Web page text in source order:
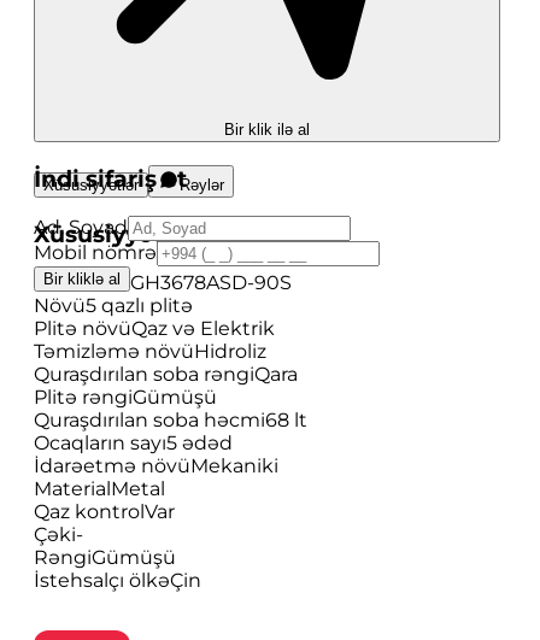
Bir klik ilə al
İndi sifariş et
Ad, Soyad
Mobil nömrə
Bir kliklə al
Xüsusiyyətlər Rəylər
Xüsusiyyətlər
ModelEU-GH3678ASD-90S
Növü5 qazlı plitə
Plitə növüQaz və Elektrik
Təmizləmə növüHidroliz
Quraşdırılan soba rəngiQara
Plitə rəngiGümüşü
Quraşdırılan soba həcmi68 lt
Ocaqların sayı5 ədəd
İdarəetmə növüMekaniki
MaterialMetal
Qaz kontrolVar
Çəki-
RəngiGümüşü
İstehsalçı ölkəÇin